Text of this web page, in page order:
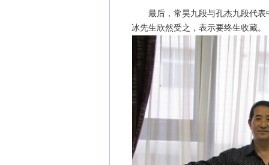
最后，常昊九段与孔杰九段代表
冰先生欣然受之，表示要终生收藏。